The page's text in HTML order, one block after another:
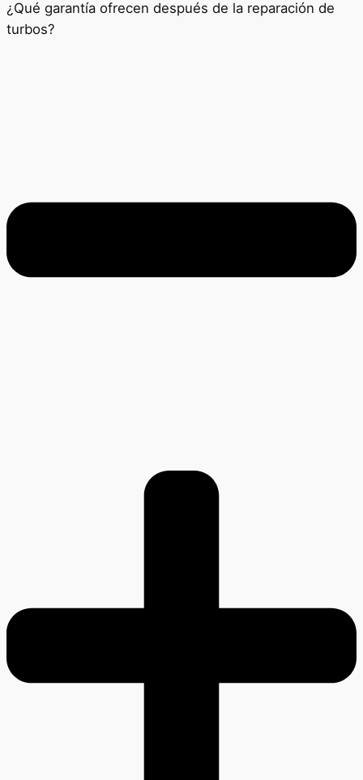
¿Qué garantía ofrecen después de la reparación de
turbos?